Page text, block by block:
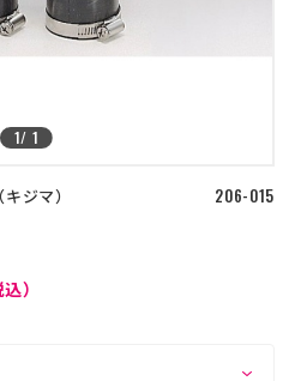
古物営業法に基づく表示/保険勧誘
方針
方1/ 1
キジマ 206-015
込）